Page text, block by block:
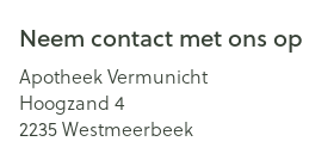
Neem contact met ons op
Apotheek Vermunicht
Hoogzand 4
2235Westmeerbeek